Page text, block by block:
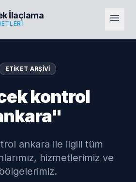
İlaçlama menu
ETIKET ARŞIVI
kontrol
ankara ile ilgili tüm
hizmetlerimiz ve
bölgelerimiz.